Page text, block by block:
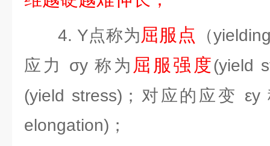
4. Y点称为屈服点
（
应力 σy 称为 屈服强度(yield
(yield stress)；对应的应变 εy
elongation)；